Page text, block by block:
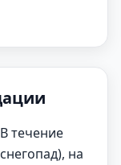
В течение
на